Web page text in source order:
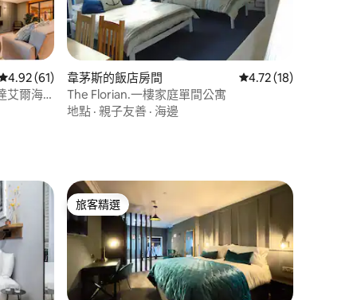
）
61 則評價中獲得 4.92 的平均評分（滿分 5 分）
4.92 (61)
艾爾海
韋茅斯的飯店房間 從 18 則評價中獲得
4.72 (18)
The Florian.一樓家庭單間公寓
地點 · 親子友善 · 海邊
旅客精選
旅客精選